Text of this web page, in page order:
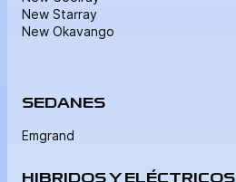
New Starray
New Okavango
SEDANES
Emgrand
HIBRIDOS Y ELÉCTRICOS